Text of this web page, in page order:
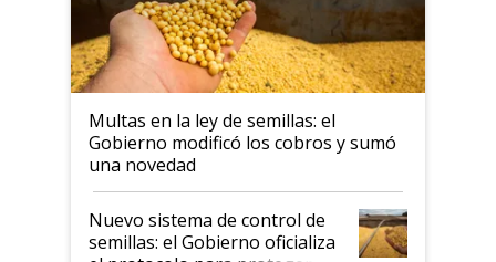
Multas en la ley de semillas: el
Gobierno modificó los cobros y sumó
una novedad
Nuevo sistema de control de
semillas: el Gobierno oficializa